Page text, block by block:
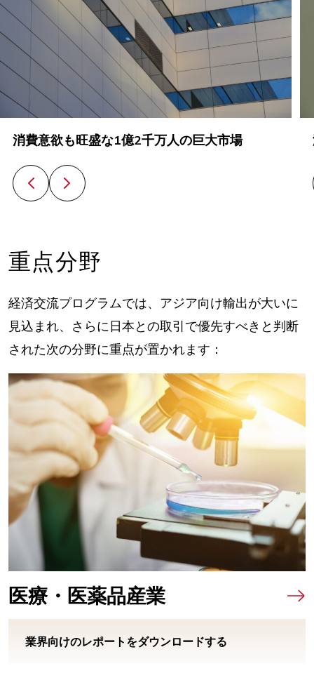
消費意欲も旺盛な1億2千万人の巨大市場
前のスライド次のスライド
重点分野
経済交流プログラムでは、アジア向け輸出が大いに
見込まれ、さらに日本との取引で優先すべきと判断
された次の分野に重点が置かれます：
医療・医薬品産業
業界向けのレポートをダウンロードする